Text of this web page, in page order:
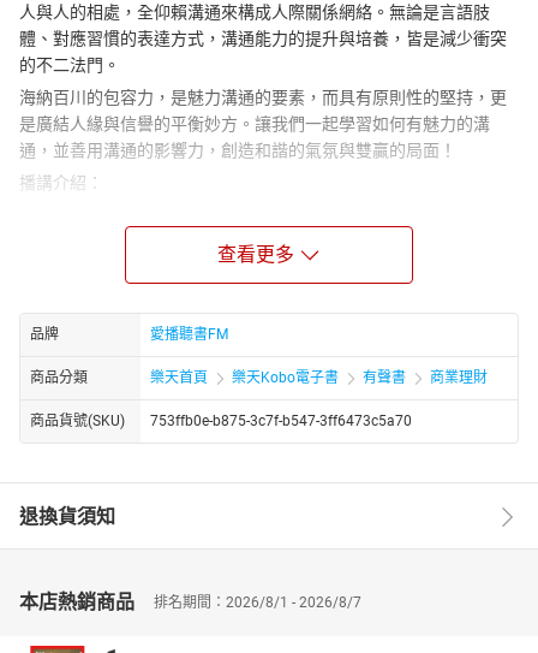
人與人的相處，全仰賴溝通來構成人際關係網絡。無論是言語肢
體、對應習慣的表達方式，溝通能力的提升與培養，皆是減少衝突
的不二法門。
海納百川的包容力，是魅力溝通的要素，而具有原則性的堅持，更
是廣結人緣與信譽的平衡妙方。讓我們一起學習如何有魅力的溝
通，並善用溝通的影響力，創造和諧的氣氛與雙贏的局面！
播講介紹：
只要您聆聽過亞洲工商界第一名嘴，及亞洲八大講師之一的張錦貴
令人意猶未盡，不知時間之將至！
如此撼動心力的魅力，當然不只是來自於張教授的舌燦蓮花的一流
口才，更得力於他的豐富紮實的經歷、學養及靈活多變的創新思
惟！更重要的是，不管大大小小的講座，他總是用心投入，全力以
01學習力=競爭力
04績效決定在【溝通】
查看更多
品牌 愛播聽書FM
商品分類 樂天首頁 樂天Kobo電子書 有聲書 商業理財
商品貨號(SKU) 753ffb0e-b875-3c7f-b547-3ff6473c5a70
退換貨須知
本店熱銷商品 排名期間：2026/8/1 - 2026/8/7